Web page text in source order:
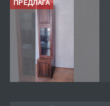
ПРЕДЛАГА